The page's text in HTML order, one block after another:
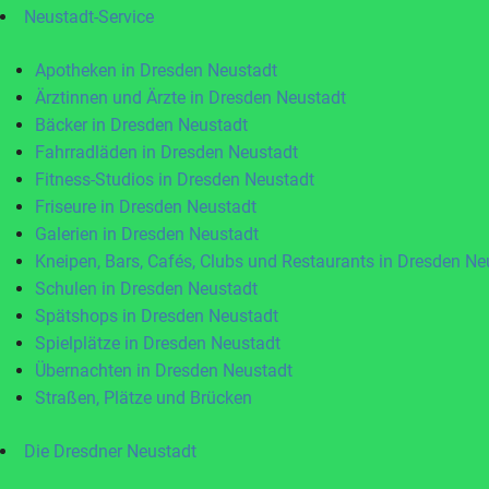
Neustadt-Service
Apotheken in Dresden Neustadt
Ärztinnen und Ärzte in Dresden Neustadt
Bäcker in Dresden Neustadt
Fahrradläden in Dresden Neustadt
Fitness-Studios in Dresden Neustadt
Friseure in Dresden Neustadt
Galerien in Dresden Neustadt
Kneipen, Bars, Cafés, Clubs und Restaurants in Dresden
Schulen in Dresden Neustadt
Spätshops in Dresden Neustadt
Spielplätze in Dresden Neustadt
Übernachten in Dresden Neustadt
Straßen, Plätze und Brücken
Die Dresdner Neustadt